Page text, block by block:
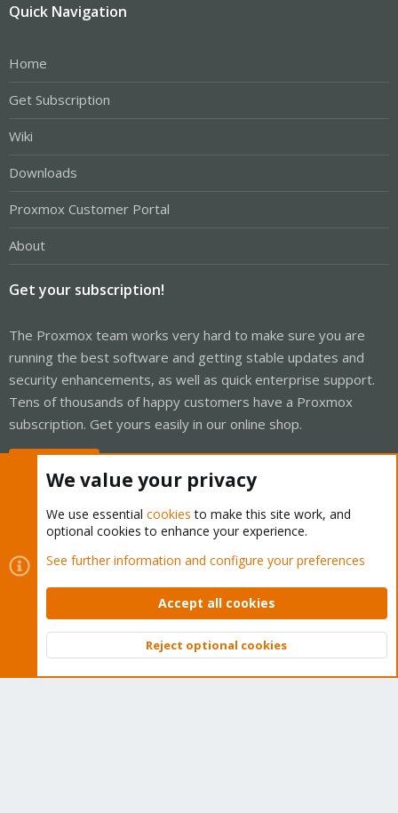
Quick Navigation
Home
Get Subscription
Wiki
Downloads
Proxmox Customer Portal
About
Get your subscription!
The Proxmox team works very hard to make sure you are
running the best software and getting stable updates and
security enhancements, as well as quick enterprise support.
Tens of thousands of happy customers have a Proxmox
subscription. Get yours easily in our online shop.
Cookies
Proxmox Support Forum - Light Mode
Contact us
Terms and rules Privacy policy Help Home
Community platform by XenForo © 2010-2026 XenForo Ltd.
Top
We value your privacy
We use essential cookies to make this site work, and
optional cookies to enhance your experience.
See further information and configure your preferences
Accept all cookies
Reject optional cookies